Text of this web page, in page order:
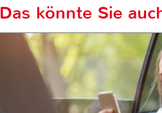
Das könnte Sie